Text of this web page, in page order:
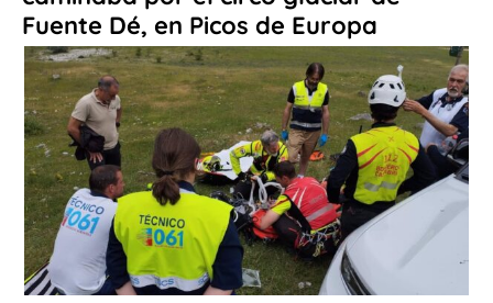
Fuente Dé, en Picos de Europa